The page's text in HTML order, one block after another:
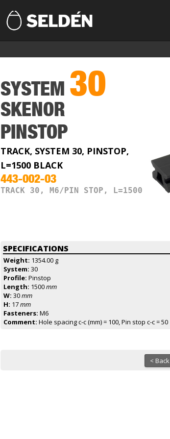
SYSTEM 30
SKENOR
PINSTOP
TRACK, SYSTEM 30, PINSTOP,
L=1500 BLACK
443-002-03
TRACK 30, M6/PIN STOP, L=1500
SPECIFICATIONS
Weight: 1354.00 g
System: 30
Profile: Pinstop
Length: 1500mm
W: 30mm
H: 17mm
Fasteners: M6
Comment: Hole spacing c-c (mm) = 100, Pin stop c-c = 50
< Back